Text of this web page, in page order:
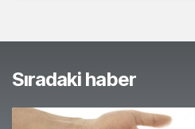
Sıradaki haber